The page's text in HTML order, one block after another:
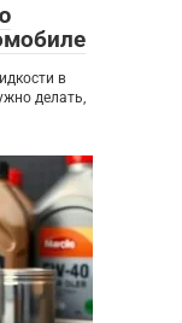
в
делать,